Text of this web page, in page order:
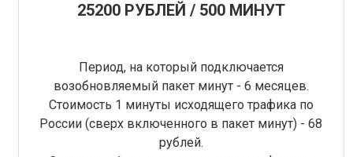
25200 РУБЛЕЙ / 500 МИНУТ
Период, на который подключается
возобновляемый пакет минут - 6 месяцев.
Стоимость 1 минуты исходящего трафика по
России (сверх включенного в пакет минут) - 68
рублей.